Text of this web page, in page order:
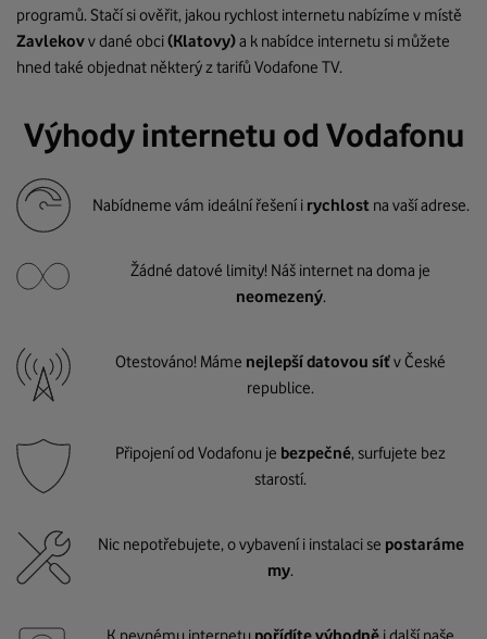
programů. Stačí si ověřit, jakou rychlost internetu nabízíme v místě
Zavlekovv dané obci(Klatovy)a k nabídce internetu si můžete
hned také objednat některý z tarifů Vodafone TV.
Výhody internetu od Vodafonu
Nabídneme vám ideální řešení i rychlost na vaší adrese.
Žádné datové limity! Náš internet na doma je
neomezený.
Otestováno! Máme nejlepší datovou síťv České
republice.
Připojení od Vodafonu je bezpečné, surfujete bez
starostí.
Nic nepotřebujete, o vybavení i instalaci se postaráme
my.